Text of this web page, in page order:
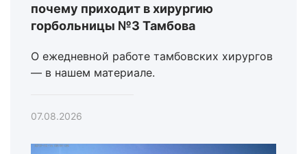
почему приходит в хирургию
горбольницы №3 Тамбова
О ежедневной работе тамбовских хирургов
— в нашем материале.
07.08.2026